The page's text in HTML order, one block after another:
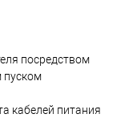
посредством
пуском
кабелей питания